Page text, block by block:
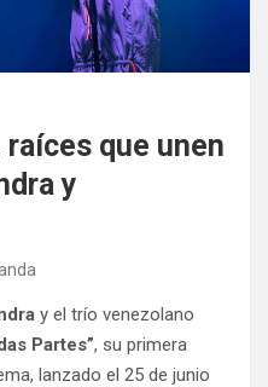
raíces que unen
y
y el trío venezolano
Partes”, su primera
lanzado el 25 de junio